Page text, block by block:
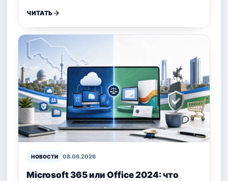
ЧИТАТЬ
НОВОСТИ 08.06.2026
Microsoft 365 или Office 2024: что